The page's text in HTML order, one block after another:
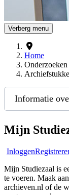
Verberg menu
Home
Onderzoeken
Informatie
Mijn
Inloggen
Mijn Studiezaal is
te voeren. Maak
archieven.nl of de